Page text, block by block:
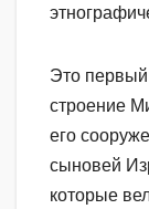
Это первый
строение
его
сыновей
которые